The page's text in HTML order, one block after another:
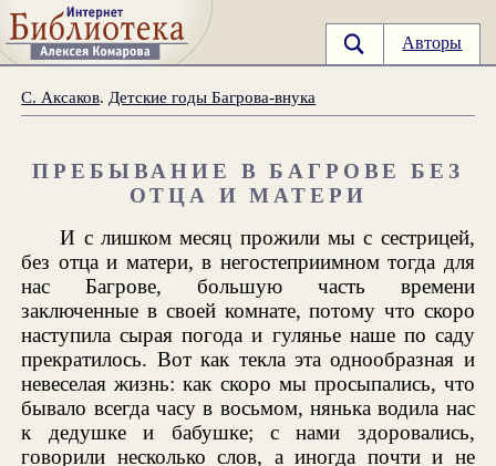
Авторы
С. Аксаков. Детские годы Багрова-внука
ПРЕБЫВАНИЕ В БАГРОВЕ БЕЗ
ОТЦА И МАТЕРИ
И с лишком месяц прожили мы с сестрицей,
без отца и матери, в негостеприимном тогда для
нас Багрове, большую часть времени
заключенные в своей комнате, потому что скоро
наступила сырая погода и гулянье наше по саду
прекратилось. Вот как текла эта однообразная и
невеселая жизнь: как скоро мы просыпались, что
бывало всегда часу в восьмом, нянька водила нас
к дедушке и бабушке; с нами здоровались,
говорили несколько слов, а иногда почти и не